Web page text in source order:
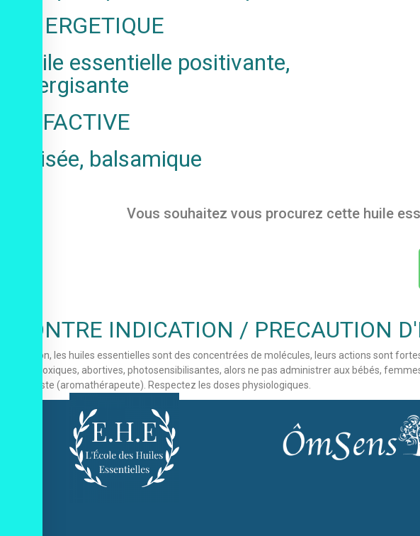
ENERGETIQUE
Huile essentielle positivante,
énergisante
OLFACTIVE
Boisée, balsamique
Vous souhaitez vous procurez cette huile
CONTRE INDICATION / PRECAUTION
Attention, les huiles essentielles sont des concentrées de molécules, leurs actions sont
hépatotoxiques, abortives, photosensibilisantes, alors ne pas administrer aux bébés,
spécialiste (aromathérapeute). Respectez les doses physiologiques.